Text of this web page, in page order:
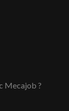
Mecajob ?